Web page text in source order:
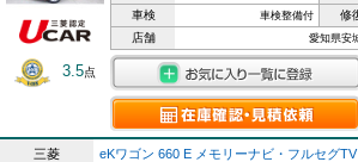
3.5点
車検 車検整備付 修
店舗 愛知県安
三菱 eKワゴン 660 E メモリーナビ・フルセグ